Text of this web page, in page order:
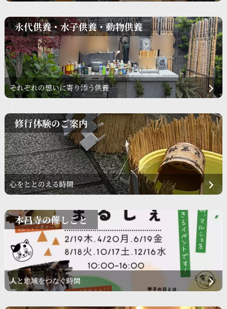
永代供養・水子供養・動物供養
それぞれの想いに寄り添う供養
修行体験のご案内
心をととのえる時間
本昌寺の催しごと
人と地域をつなぐ時間